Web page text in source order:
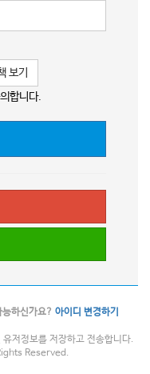
보기
합니다.
하신가요? 아이디 변경하기
저정보를 저장하고 전송합니다.
Reserved.